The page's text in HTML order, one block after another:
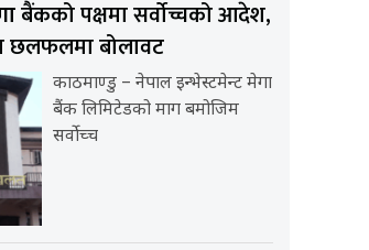
बैंकको पक्षमा सर्वाेच्चको आदेश,
छलफलमा बोलावट
काठमाण्डु – नेपाल इन्भेस्टमेन्ट मेगा
बैंक लिमिटेडको माग बमोजिम
सर्वोच्च